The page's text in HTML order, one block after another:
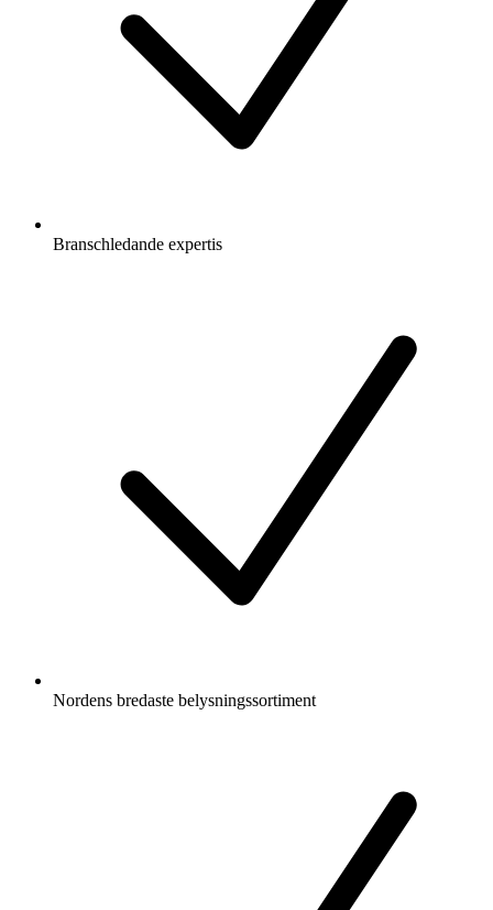
Branschledande expertis
Nordens bredaste belysningssortiment